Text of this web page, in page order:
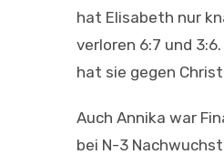
hat Elisabeth nur
verloren 6:7 und
hat sie gegen
Auch Annika war
bei N-3